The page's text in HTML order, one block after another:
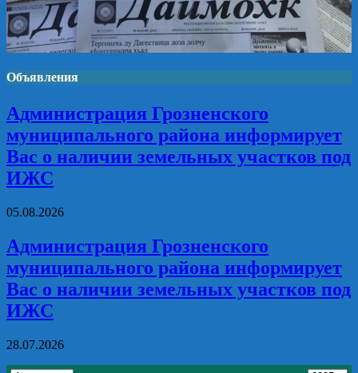
Объявления
Администрация Грозненского
муниципального района информирует
Вас о наличии земельных участков под
ИЖС
05.08.2026
Администрация Грозненского
муниципального района информирует
Вас о наличии земельных участков под
ИЖС
28.07.2026